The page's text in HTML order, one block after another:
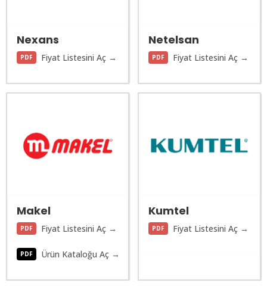
Nexans
PDF Fiyat Listesini Aç →
Netelsan
PDF Fiyat Listesini Aç →
Makel
PDF Fiyat Listesini Aç →
PDF Ürün Kataloğu Aç →
Kumtel
PDF Fiyat Listesini Aç →